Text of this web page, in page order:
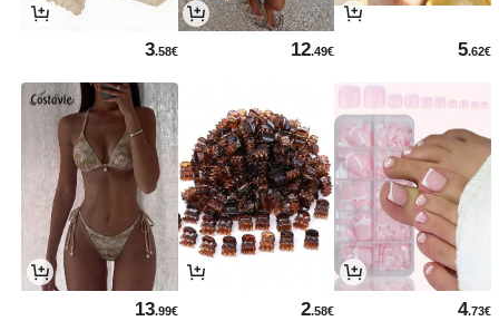
5.62€
12.49€
3.58€
4.73€
2.58€
13.99€